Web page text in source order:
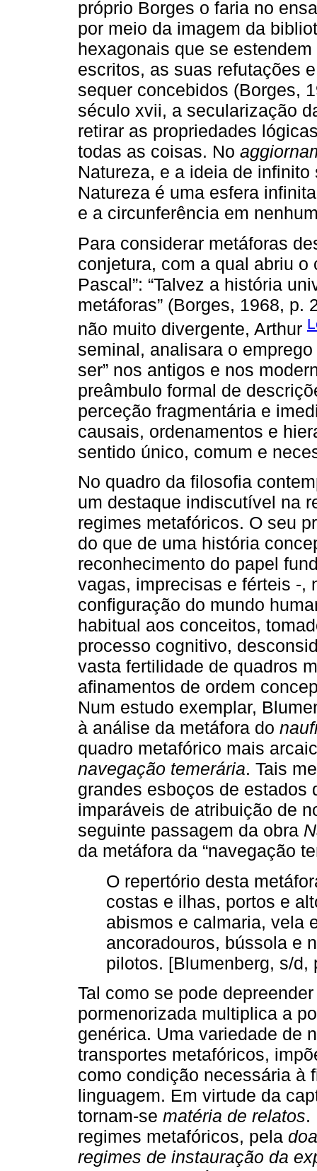
próprio Borges o faria no
por meio da imagem da
hexagonais que se
escritos, as suas refutações
sequer concebidos (Borges,
século xvii, a secularização
retirar as propriedades
todas as coisas. No
Natureza, e a ideia de
Natureza é uma esfera
e a circunferência em
Para considerar metáforas
conjetura, com a qual abriu o
Pascal”: “Talvez a história
metáforas” (Borges, 1968, p.
não muito divergente, Arthur
seminal, analisara o
ser” nos antigos e nos
preâmbulo formal de
perceção fragmentária e
causais, ordenamentos e
sentido único, comum e
No quadro da filosofia
um destaque indiscutível na
regimes metafóricos. O seu
do que de uma história
reconhecimento do papel
vagas, imprecisas e férteis -,
configuração do mundo
habitual aos conceitos,
processo cognitivo,
vasta fertilidade de quadros
afinamentos de ordem
Num estudo exemplar,
à análise da metáfora do
quadro metafórico mais
navegação temerária. Tais
grandes esboços de estados
imparáveis de atribuição de
seguinte passagem da obra
da metáfora da “navegação
O repertório desta
costas e ilhas, portos e
abismos e calmaria, vela
ancoradouros, bússola e
pilotos. [Blumenberg, s/d,
Tal como se pode
pormenorizada multiplica a
genérica. Uma variedade de
transportes metafóricos,
como condição necessária à
linguagem. Em virtude da
tornam-se matéria de relatos.
regimes metafóricos, pela
regimes de instauração da